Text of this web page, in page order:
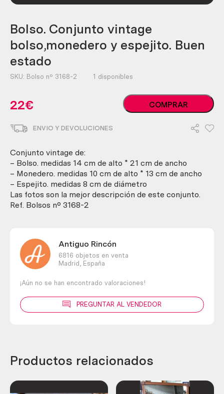
Bolso. Conjunto vintage
bolso,monedero y espejito. Buen
estado
SKU: Bolso nº 3168-2 1 disponibles
22€
Bolso.
Conjunto
Buen
estado
cantidad
COMPRAR
ENVIO Y DEVOLUCIONES
Conjunto vintage de:
– Bolso. medidas 14 cm de alto * 21 cm de ancho
– Monedero. medidas 10 cm de alto * 13 cm de ancho
– Espejito. medidas 8 cm de diámetro
Las fotos son la mejor descripción de este conjunto.
Ref. Bolsos nº 3168-2
Antiguo Rincón
6816 objetos en venta
Madrid,
España
¡Aún no se han encontrado valoraciones!
PREGUNTAR AL VENDEDOR
Productos relacionados